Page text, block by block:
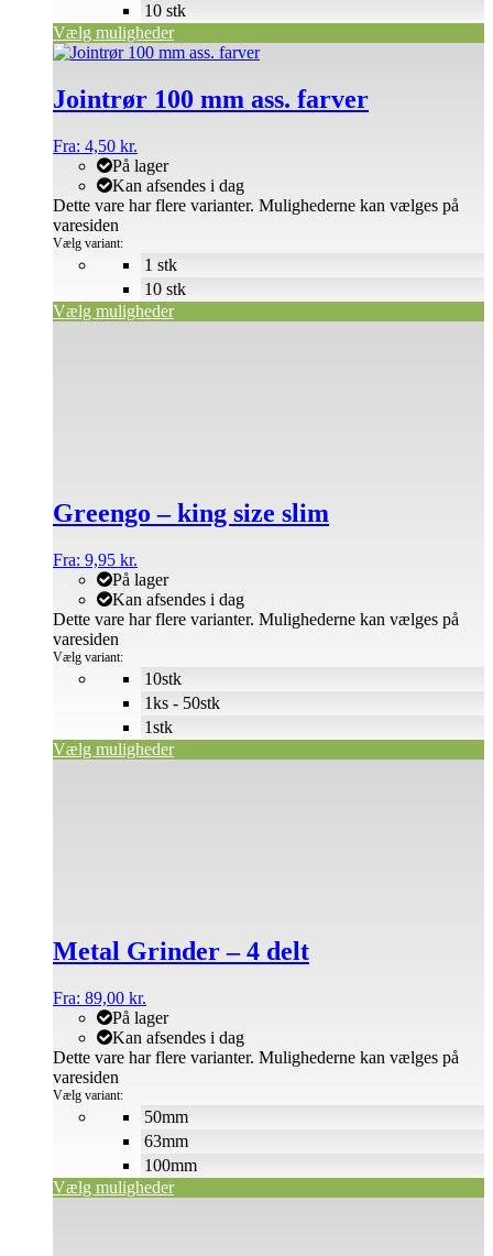
Vælg muligheder
10 stk
Jointrør 100 mm ass. farver
Fra: 4,50 kr.
På lager
Kan afsendes i dag
Vælg variant:
Vælg muligheder
Dette vare har flere varianter. Mulighederne kan vælges på
varesiden
1 stk
10 stk
Greengo – king size slim
Fra: 9,95 kr.
På lager
Kan afsendes i dag
Vælg variant:
Vælg muligheder
Dette vare har flere varianter. Mulighederne kan vælges på
varesiden
10stk
1ks - 50stk
1stk
Metal Grinder – 4 delt
Fra: 89,00 kr.
På lager
Kan afsendes i dag
Vælg variant:
Vælg muligheder
Dette vare har flere varianter. Mulighederne kan vælges på
varesiden
50mm
63mm
100mm